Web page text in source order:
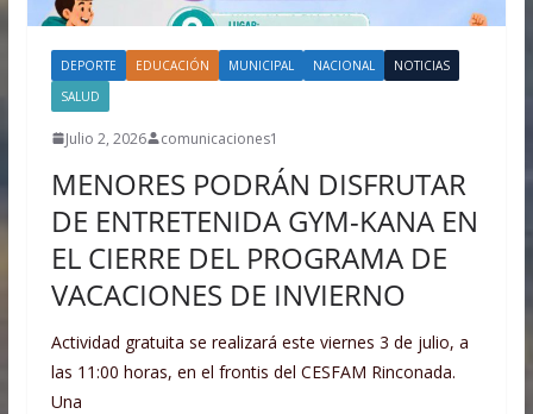
DEPORTE EDUCACIÓN MUNICIPAL NACIONAL
NOTICIAS
SALUD
Julio 2, 2026 comunicaciones1
MENORES PODRÁN DISFRUTAR
DE ENTRETENIDA GYM-KANA EN
EL CIERRE DEL PROGRAMA DE
VACACIONES DE INVIERNO
Actividad gratuita se realizará este viernes 3 de julio, a
las 11:00 horas, en el frontis del CESFAM Rinconada.
Una